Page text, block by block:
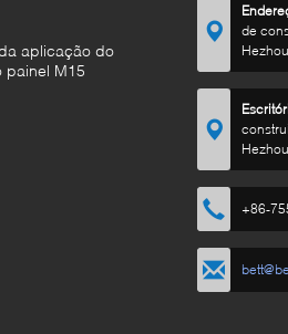
aplicação do
painel M15
de
+86-